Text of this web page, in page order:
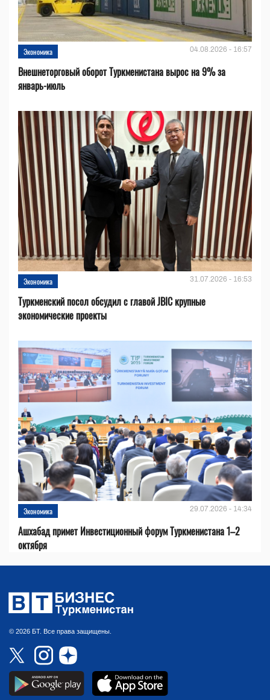
Экономика 04.08.2026 - 16:57
Внешнеторговый оборот Туркменистана вырос на 9% за
январь-июль
Экономика 31.07.2026 - 16:53
Туркменский посол обсудил с главой JBIC крупные
экономические проекты
Экономика 29.07.2026 - 14:34
Ашхабад примет Инвестиционный форум Туркменистана 1–2
октября
© 2026 БТ. Все права защищены.